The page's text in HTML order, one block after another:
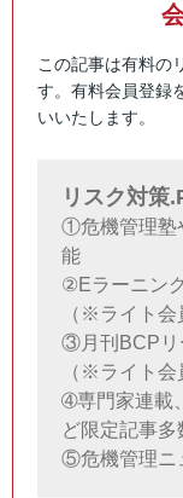
この記事は有料の
す。有料会員登録
いいたします。
リスク対策
①危機管理塾
能
②Eラーニン
（※ライト会
③月刊BCPリ
（※ライト会
➃専門家連載
ど限定記事多
⑤危機管理